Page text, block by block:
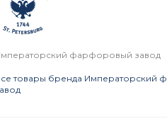
фарфоровый завод
товары бренда Императорский